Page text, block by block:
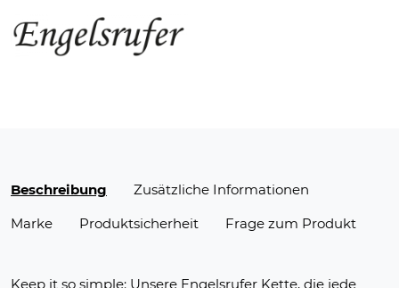
Beschreibung
Zusätzliche Informationen
Marke
Produktsicherheit Frage zum Produkt
Keep it so simple: Unsere Engelsrufer Kette, die jede